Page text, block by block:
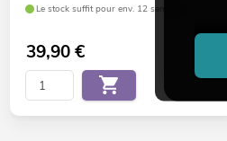
Le stock suffit pour env. 12 semaines.
39,90€